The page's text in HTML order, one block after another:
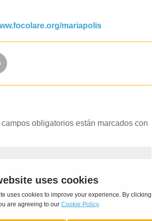
mariapolis
campos obligatorios están marcados con